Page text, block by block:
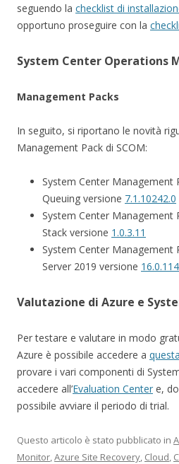
seguendo la checklist di
opportuno proseguire con la
System Center Operations
Management Packs
In seguito, si riportano le novità
Management Pack di SCOM:
System Center Management
Queuing versione 7.1.10242.0
System Center Management
Stack versione 1.0.3.11
System Center Management
Server 2019 versione
Valutazione di Azure e
Per testare e valutare in modo
Azure è possibile accedere a
provare i vari componenti di
accedere all’Evaluation Center e,
possibile avviare il periodo di trial.
Questo articolo è stato pubblicato in
Monitor,Azure Site Recovery, Cloud,